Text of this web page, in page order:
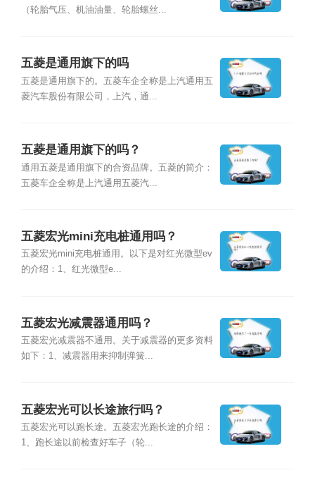
（轮胎气压、机油油量、轮胎螺丝...
五菱是通用旗下的吗
五菱是通用旗下的。五菱车企全称是上汽通用五
菱汽车股份有限公司，上汽，通...
五菱是通用旗下的吗？
通用五菱是通用旗下的合资品牌。五菱的简介：
五菱车企全称是上汽通用五菱汽...
五菱宏光mini充电桩通用吗？
五菱宏光mini充电桩通用。以下是对红光微型ev
的介绍：1、红光微型e...
五菱宏光减震器通用吗？
五菱宏光减震器不通用。关于减震器的更多资料
如下：1、减震器用来抑制弹簧...
五菱宏光可以长途旅行吗？
五菱宏光可以跑长途。五菱宏光跑长途的介绍：
1、跑长途以前检查好车子（轮...